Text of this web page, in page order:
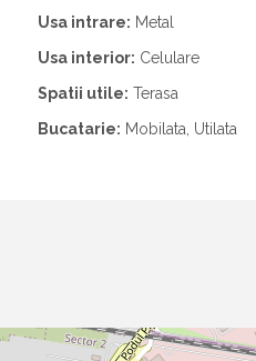
Usa intrare: Metal
Usa interior: Celulare
Spatii utile: Terasa
Bucatarie: Mobilata, Utilata